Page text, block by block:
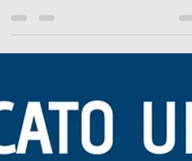
contenute nel D.P.C.M. del 10...